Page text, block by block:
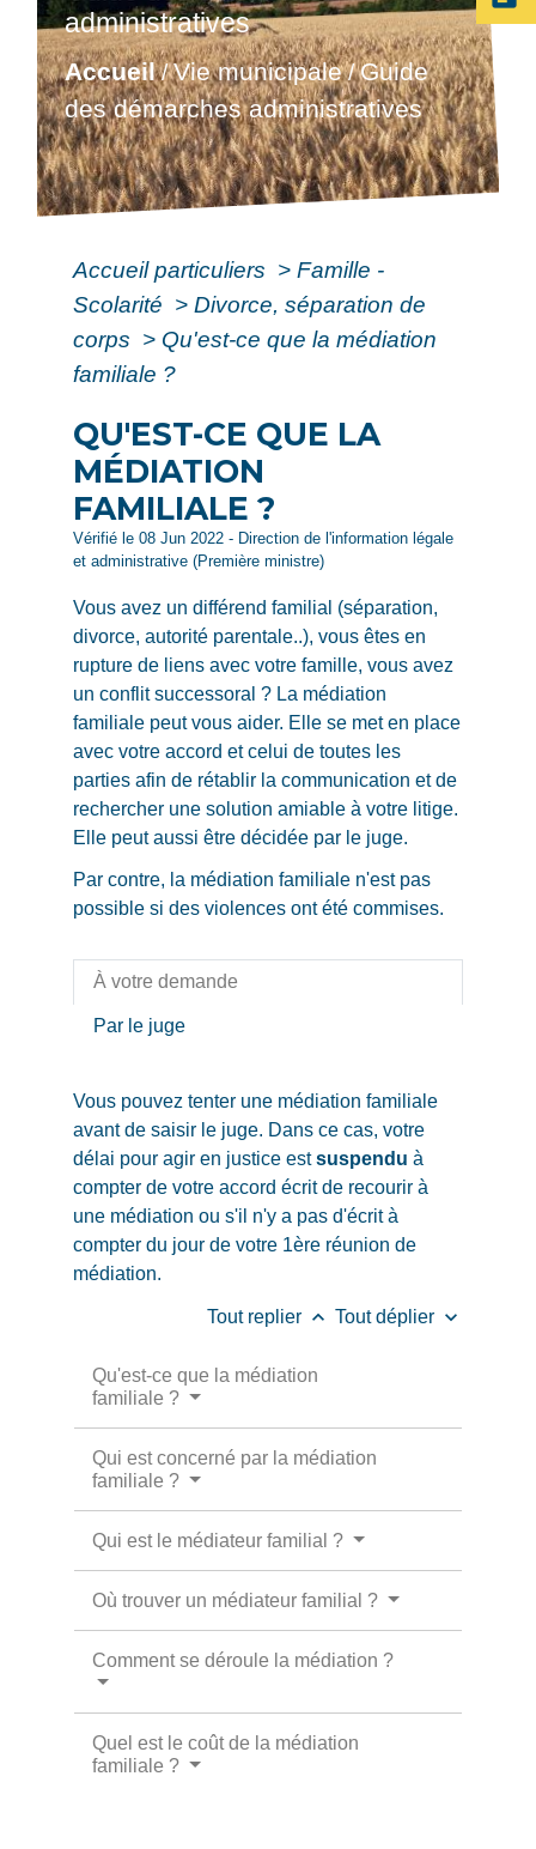
administratives
Accueil/Vie municipale/Guide
des démarches administratives
Accueil particuliers > Famille -
Scolarité > Divorce, séparation de
corps > Qu'est-ce que la médiation
familiale ?
QU'EST-CE QUE LA
MÉDIATION
FAMILIALE ?
Vérifié le 08 Jun 2022 - Direction de l'information légale
et administrative (Première ministre)
Vous avez un différend familial (séparation,
divorce, autorité parentale..), vous êtes en
rupture de liens avec votre famille, vous avez
un conflit successoral ? La médiation
familiale peut vous aider. Elle se met en place
avec votre accord et celui de toutes les
parties afin de rétablir la communication et de
rechercher une solution amiable à votre litige.
Elle peut aussi être décidée par le juge.
Par contre, la médiation familiale n'est pas
possible si des violences ont été commises.
À votre demande
Par le juge
Vous pouvez tenter une médiation familiale
avant de saisir le juge. Dans ce cas, votre
délai pour agir en justice estsuspendu à
compter de votre accord écrit de recourir à
une médiation ou s'il n'y a pas d'écrit à
compter du jour de votre 1ère réunion de
médiation.
Tout replier keyboard_arrow_up Tout déplier keyboard_arrow_down
Qu'est-ce que la médiation
familiale ?
Qui est concerné par la médiation
familiale ?
Qui est le médiateur familial ?
Où trouver un médiateur familial ?
Comment se déroule la médiation ?
Quel est le coût de la médiation
familiale ?